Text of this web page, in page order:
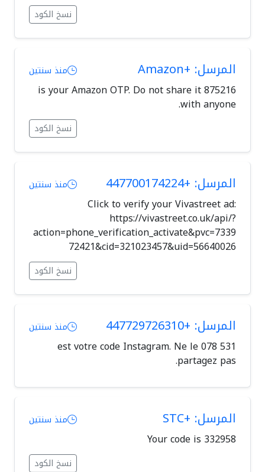
نسخ الكود
المرسل: +Amazon منذ سنتين
875216 is your Amazon OTP. Do not share it
with anyone.
نسخ الكود
المرسل: +447700174224 منذ سنتين
Click to verify your Vivastreet ad:
https://vivastreet.co.uk/api/?
action=phone_verification_activate&pvc=7339
72421&cid=321023457&uid=56640026
نسخ الكود
المرسل: +447729726310 منذ سنتين
531 078 est votre c⁤od⁢e I⁤n⁣stagr⁢am. Ne le
partagez pas.
المرسل: +STC منذ سنتين
Your code is 332958
نسخ الكود